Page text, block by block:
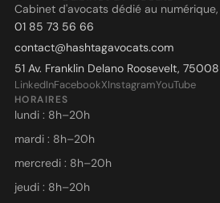
Cabinet d'avocats dédié au
01 85 73 56 66
contact@hashtagavocats.com
51 Av. Franklin Delano Roosevelt,
LinkedInFacebookXInstagramYouTube
HORAIRES
lundi : 8h–20h
mardi : 8h–20h
mercredi : 8h–20h
jeudi : 8h–20h